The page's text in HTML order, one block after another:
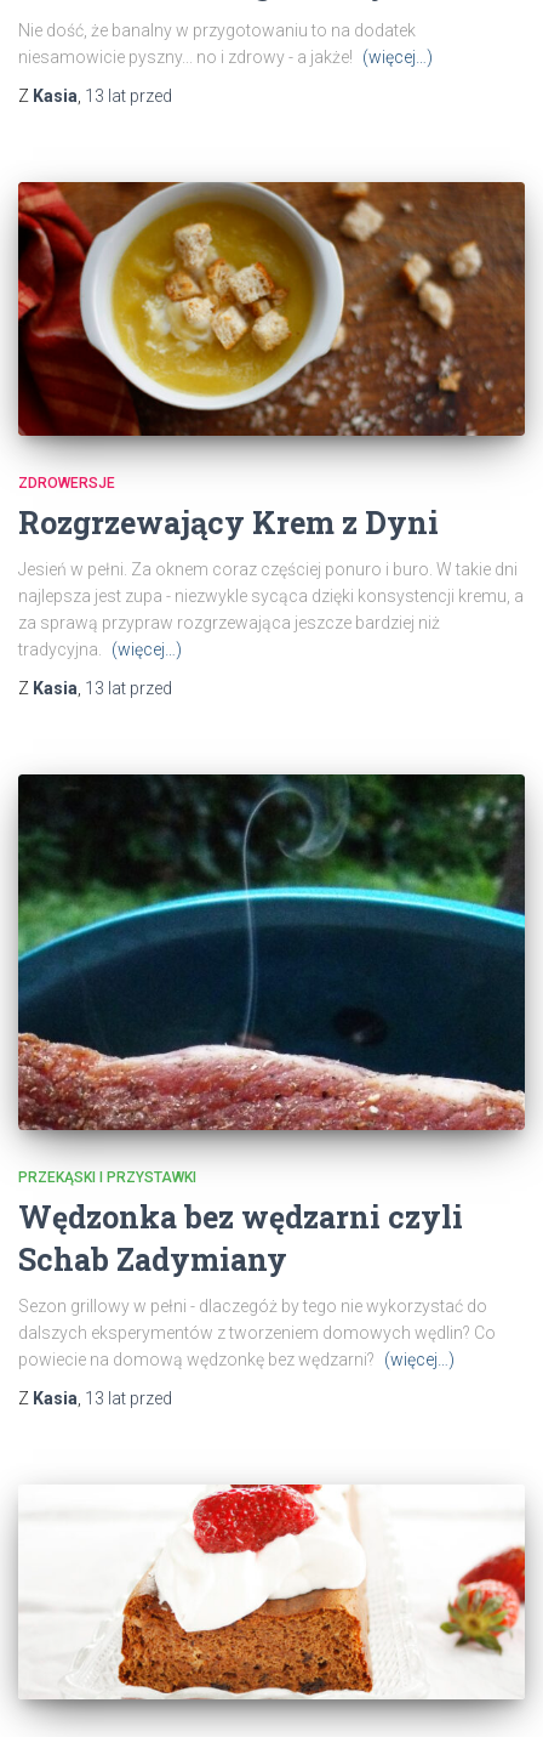
Nie dość, że banalny w przygotowaniu to na dodatek
niesamowicie pyszny... no i zdrowy - a jakże!
(więcej…)
Z Kasia 13 lat przed
ZDROWERSJE
Rozgrzewający Krem z Dyni
Jesień w pełni. Za oknem coraz częściej ponuro i buro. W takie dni
najlepsza jest zupa - niezwykle sycąca dzięki konsystencji kremu, a
za sprawą przypraw rozgrzewająca jeszcze bardziej niż
tradycyjna.
(więcej…)
Z Kasia 13 lat przed
PRZEKĄSKI I PRZYSTAWKI
Wędzonka bez wędzarni czyli
Schab Zadymiany
Sezon grillowy w pełni - dlaczegóż by tego nie wykorzystać do
dalszych eksperymentów z tworzeniem domowych wędlin? Co
powiecie na domową wędzonkę bez wędzarni?
(więcej…)
Z Kasia 13 lat przed